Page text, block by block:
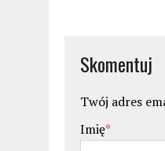
Skomentuj
Twój adres
Imię*